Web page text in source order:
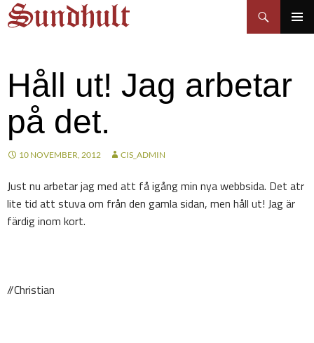
Hoppa
tillSundhult
Sök
Håll ut! Jag arbetar
på det.
10 NOVEMBER, 2012 CIS_ADMIN
Just nu arbetar jag med att få igång min nya webbsida. Det atr
lite tid att stuva om från den gamla sidan, men håll ut! Jag är
färdig inom kort.
//Christian